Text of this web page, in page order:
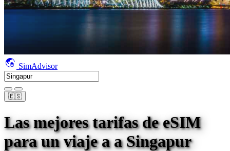
SimAdvisor
🇪🇸
Las mejores tarifas de eSIM
para un viaje aa Singapur